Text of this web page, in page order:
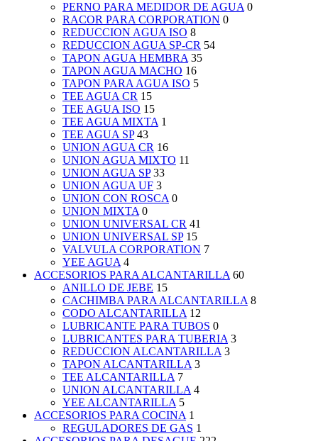
PERNO PARA MEDIDOR DE AGUA 0
RACOR PARA CORPORATION 0
REDUCCION AGUA ISO 8
REDUCCION AGUA SP-CR 54
TAPON AGUA HEMBRA 35
TAPON AGUA MACHO 16
TAPON PARA AGUA ISO 5
TEE AGUA CR 15
TEE AGUA ISO 15
TEE AGUA MIXTA 1
TEE AGUA SP 43
UNION AGUA CR 16
UNION AGUA MIXTO 11
UNION AGUA SP 33
UNION AGUA UF 3
UNION CON ROSCA 0
UNION MIXTA 0
UNION UNIVERSAL CR 41
UNION UNIVERSAL SP 15
VALVULA CORPORATION 7
YEE AGUA 4
ACCESORIOS PARA ALCANTARILLA 60
ANILLO DE JEBE 15
CACHIMBA PARA ALCANTARILLA 8
CODO ALCANTARILLA 12
LUBRICANTE PARA TUBOS 0
LUBRICANTES PARA TUBERIA 3
REDUCCION ALCANTARILLA 3
TAPON ALCANTARILLA 3
TEE ALCANTARILLA 7
UNION ALCANTARILLA 4
YEE ALCANTARILLA 5
ACCESORIOS PARA COCINA 1
REGULADORES DE GAS 1